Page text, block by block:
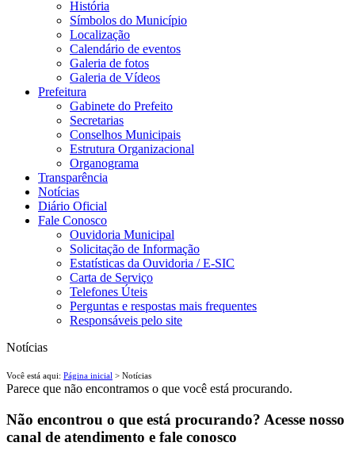
História
Símbolos do Município
Localização
Calendário de eventos
Galeria de fotos
Galeria de Vídeos
Prefeitura
Gabinete do Prefeito
Secretarias
Conselhos Municipais
Estrutura Organizacional
Organograma
Transparência
Notícias
Diário Oficial
Fale Conosco
Ouvidoria Municipal
Solicitação de Informação
Estatísticas da Ouvidoria / E-SIC
Carta de Serviço
Telefones Úteis
Perguntas e respostas mais frequentes
Responsáveis pelo site
Notícias
Você está aqui: Página inicial > Notícias
Parece que não encontramos o que você está procurando.
Não encontrou o que está procurando? Acesse nosso
canal de atendimento e fale conosco